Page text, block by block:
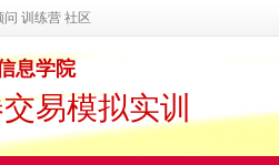
问 训练营 社区
息学院
易模拟实训